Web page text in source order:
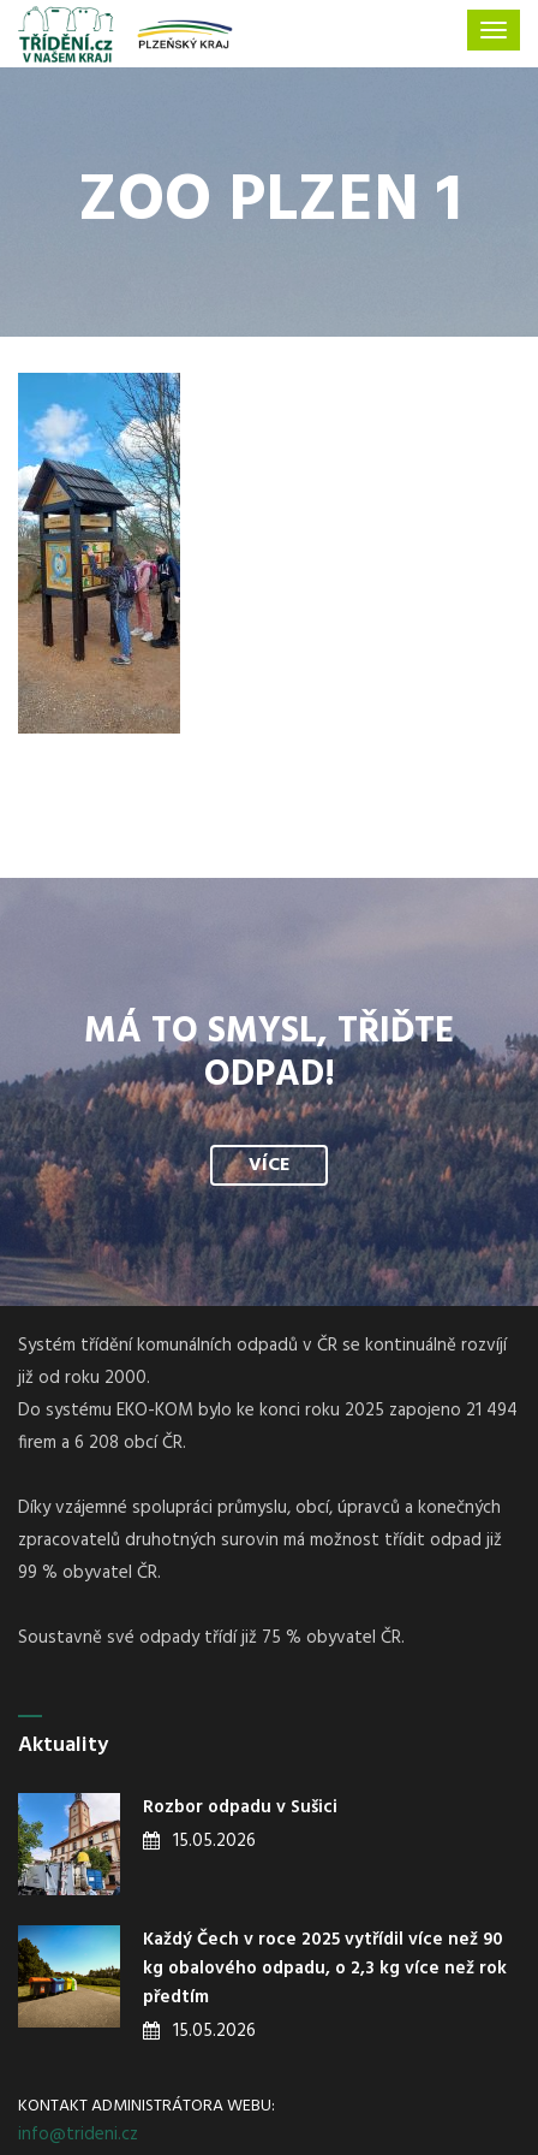
ZOO PLZEN 1
MÁ TO SMYSL, TŘIĎTE
ODPAD!
VÍCE
Systém třídění komunálních odpadů v ČR se kontinuálně rozvíjí
již od roku 2000.
Do systému EKO-KOM bylo ke konci roku 2025 zapojeno 21 494
firem a 6 208 obcí ČR.
Díky vzájemné spolupráci průmyslu, obcí, úpravců a konečných
zpracovatelů druhotných surovin má možnost třídit odpad již
99 % obyvatel ČR.
Soustavně své odpady třídí již 75 % obyvatel ČR.
Aktuality
Rozbor odpadu v Sušici
15.05.2026
Každý Čech v roce 2025 vytřídil více než 90
kg obalového odpadu, o 2,3 kg více než rok
předtím
15.05.2026
KONTAKT ADMINISTRÁTORA WEBU:
info@trideni.cz